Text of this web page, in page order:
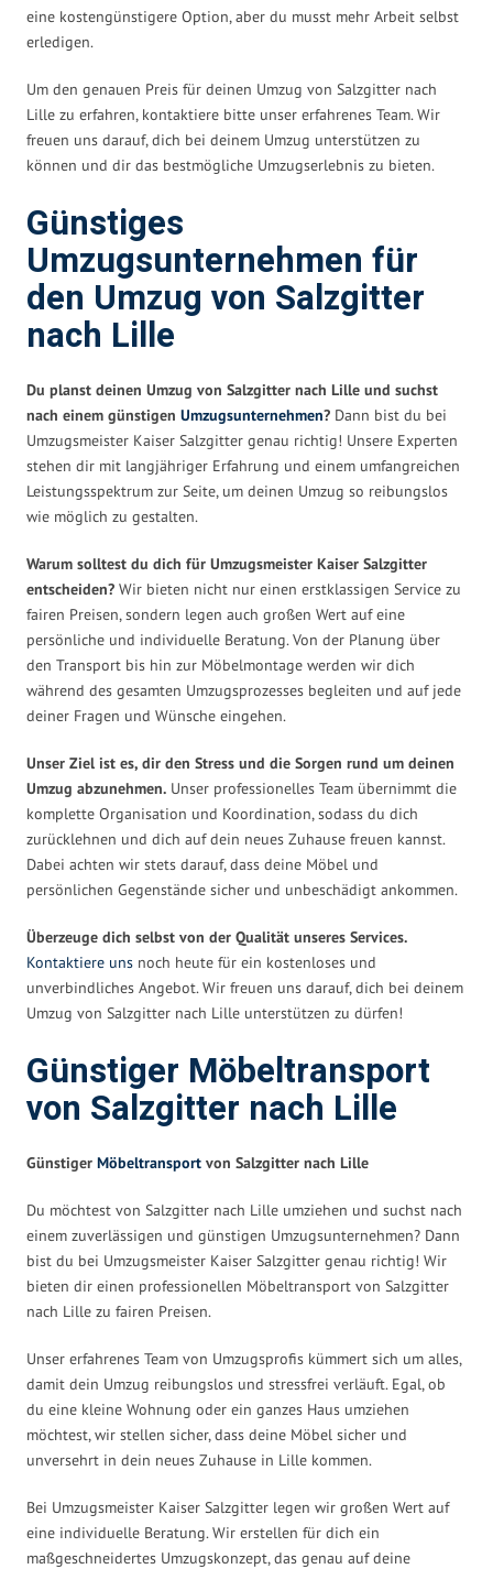
eine kostengünstigere Option, aber du musst mehr Arbeit selbst
erledigen.
Um den genauen Preis für deinen Umzug von Salzgitter nach
Lille zu erfahren, kontaktiere bitte unser erfahrenes Team. Wir
freuen uns darauf, dich bei deinem Umzug unterstützen zu
können und dir das bestmögliche Umzugserlebnis zu bieten.
Günstiges
Umzugsunternehmen für
den Umzug von Salzgitter
nach Lille
Du planst deinen Umzug von Salzgitter nach Lille und suchst
nach einem günstigen Umzugsunternehmen? Dann bist du bei
Umzugsmeister Kaiser Salzgitter genau richtig! Unsere Experten
stehen dir mit langjähriger Erfahrung und einem umfangreichen
Leistungsspektrum zur Seite, um deinen Umzug so reibungslos
wie möglich zu gestalten.
Warum solltest du dich für Umzugsmeister Kaiser Salzgitter
entscheiden? Wir bieten nicht nur einen erstklassigen Service zu
fairen Preisen, sondern legen auch großen Wert auf eine
persönliche und individuelle Beratung. Von der Planung über
den Transport bis hin zur Möbelmontage werden wir dich
während des gesamten Umzugsprozesses begleiten und auf jede
deiner Fragen und Wünsche eingehen.
Unser Ziel ist es, dir den Stress und die Sorgen rund um deinen
Umzug abzunehmen. Unser professionelles Team übernimmt die
komplette Organisation und Koordination, sodass du dich
zurücklehnen und dich auf dein neues Zuhause freuen kannst.
Dabei achten wir stets darauf, dass deine Möbel und
persönlichen Gegenstände sicher und unbeschädigt ankommen.
Überzeuge dich selbst von der Qualität unseres Services.
Kontaktiere uns noch heute für ein kostenloses und
unverbindliches Angebot. Wir freuen uns darauf, dich bei deinem
Umzug von Salzgitter nach Lille unterstützen zu dürfen!
Günstiger Möbeltransport
von Salzgitter nach Lille
Günstiger Möbeltransport von Salzgitter nach Lille
Du möchtest von Salzgitter nach Lille umziehen und suchst nach
einem zuverlässigen und günstigen Umzugsunternehmen? Dann
bist du bei Umzugsmeister Kaiser Salzgitter genau richtig! Wir
bieten dir einen professionellen Möbeltransport von Salzgitter
nach Lille zu fairen Preisen.
Unser erfahrenes Team von Umzugsprofis kümmert sich um alles,
damit dein Umzug reibungslos und stressfrei verläuft. Egal, ob
du eine kleine Wohnung oder ein ganzes Haus umziehen
möchtest, wir stellen sicher, dass deine Möbel sicher und
unversehrt in dein neues Zuhause in Lille kommen.
Bei Umzugsmeister Kaiser Salzgitter legen wir großen Wert auf
eine individuelle Beratung. Wir erstellen für dich ein
maßgeschneidertes Umzugskonzept, das genau auf deine